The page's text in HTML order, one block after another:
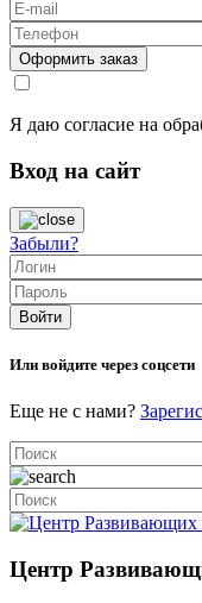
Я даю согласие на
Вход на сайт
Забыли?
Или войдите через соцсети
Еще не с нами?
Центр